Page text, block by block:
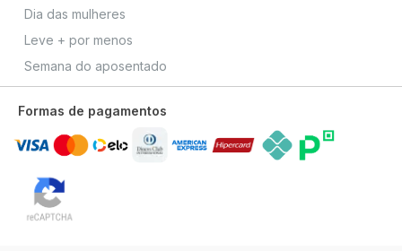
Dia das mulheres
Leve + por menos
Semana do aposentado
Formas de pagamentos